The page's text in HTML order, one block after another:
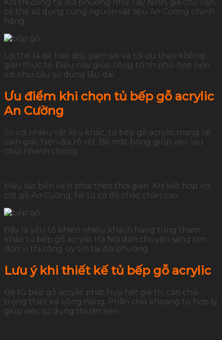
Khi thi công tại địa phương như Tây Ninh, gia chủ vẫn
có thể sử dụng cùng nguồn vật liệu An Cường chính
hãng.
Lợi thế là dễ trao đổi, giám sát và tối ưu theo không
gian thực tế. Điều này giúp công trình phù hợp hơn
với nhu cầu sử dụng lâu dài.
Ưu điểm khi chọn tủ bếp gỗ acrylic
An Cường
So với nhiều vật liệu khác, tủ bếp gỗ acrylic mang lại
cảm giác hiện đại rõ rệt. Bề mặt bóng giúp việc lau
chùi nhanh chóng.
Màu sắc bền và ít phai theo thời gian. Khi kết hợp với
cốt gỗ An Cường, hệ tủ có độ chắc chắn cao.
Đây là yếu tố khiến nhiều khách hàng từng tham
khảo tủ bếp gỗ acrylic Hà Nội dần chuyển sang tìm
đơn vị thi công uy tín tại địa phương.
Lưu ý khi thiết kế tủ bếp gỗ acrylic
Để tủ bếp gỗ acrylic phát huy hết giá trị, cần chú
trọng thiết kế công năng. Phân chia khoang tủ hợp lý
giúp việc sử dụng thuận tiện.